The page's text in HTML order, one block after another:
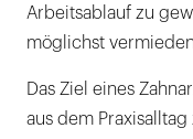
Arbeitsablauf zu
möglichst
Das Ziel eines
aus dem